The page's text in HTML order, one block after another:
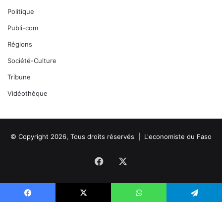
Politique
Publi-com
Régions
Société-Culture
Tribune
Vidéothèque
© Copyright 2026, Tous droits réservés | L'economiste du Faso
Facebook